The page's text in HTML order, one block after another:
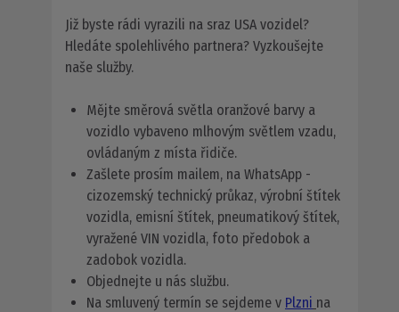
Již byste rádi vyrazili na sraz USA vozidel?
Hledáte spolehlivého partnera? Vyzkoušejte
naše služby.
Mějte směrová světla oranžové barvy a
vozidlo vybaveno mlhovým světlem vzadu,
ovládaným z místa řidiče.
Zašlete prosím mailem, na WhatsApp -
cizozemský technický průkaz, výrobní štítek
vozidla, emisní štítek, pneumatikový štítek,
vyražené VIN vozidla, foto předobok a
zadobok vozidla.
Objednejte u nás službu.
Na smluvený termín se sejdeme v Plzni na